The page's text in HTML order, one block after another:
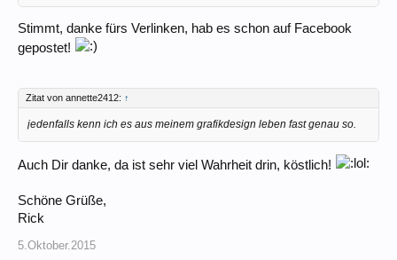
Stimmt, danke fürs Verlinken, hab es schon auf Facebook
gepostet!
Zitat von annette2412: ↑
jedenfalls kenn ich es aus meinem grafikdesign leben fast genau so.
Auch Dir danke, da ist sehr viel Wahrheit drin, köstlich!
Schöne Grüße,
Rick
5.Oktober.2015